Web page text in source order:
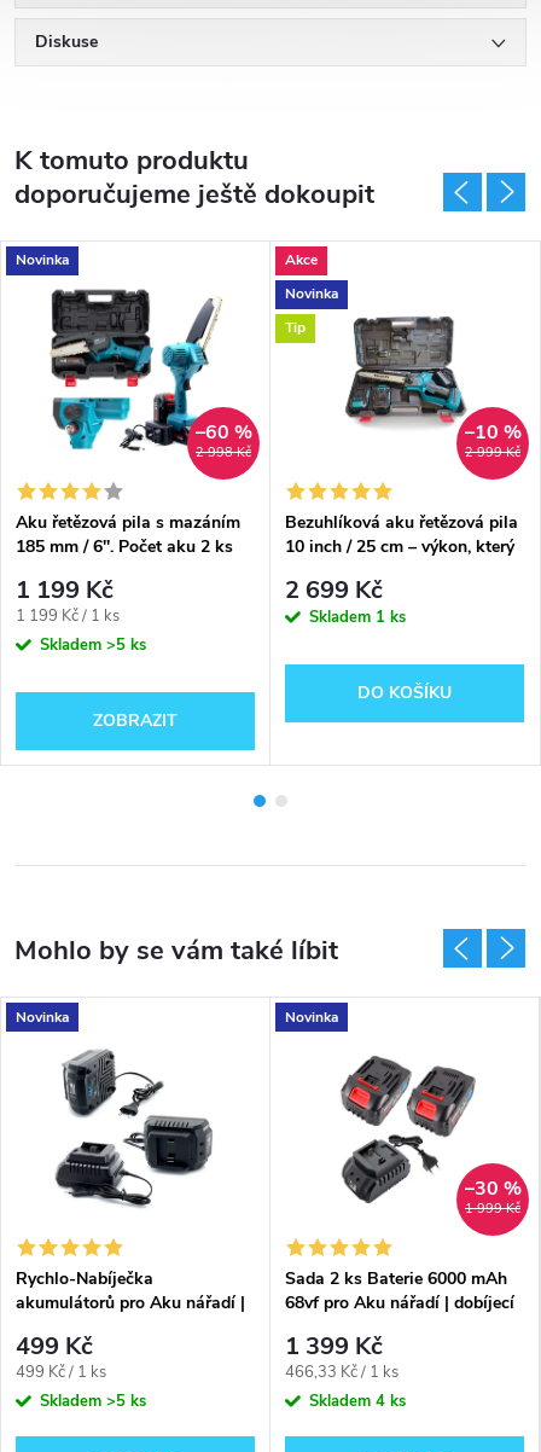
Diskuse
K tomuto produktu
doporučujeme ještě dokoupit
Novinka
2 998 Kč
–60 %
Aku řetězová pila s mazáním
185 mm / 6''. Počet aku 2 ks
1 199 Kč
Měrná
cena:
1 199 Kč / 1 ks
Skladem >5 ks
ZOBRAZIT
Akce
Novinka
Tip
2 999 Kč
–10 %
Bezuhlíková aku řetězová pila
10 inch / 25 cm – výkon, který
2 699 Kč
Skladem 1 ks
DO KOŠÍKU
Novinka
Rychlo-Nabíječka
akumulátorů pro Aku nářadí |
499 Kč
Měrná
cena:
499 Kč / 1 ks
Skladem >5 ks
Novinka
1 999 Kč
–30 %
Sada 2 ks Baterie 6000 mAh
68vf pro Aku nářadí | dobíjecí
ZDARMA
1 399 Kč
Měrná
cena:
466,33 Kč / 1 ks
Skladem 4 ks